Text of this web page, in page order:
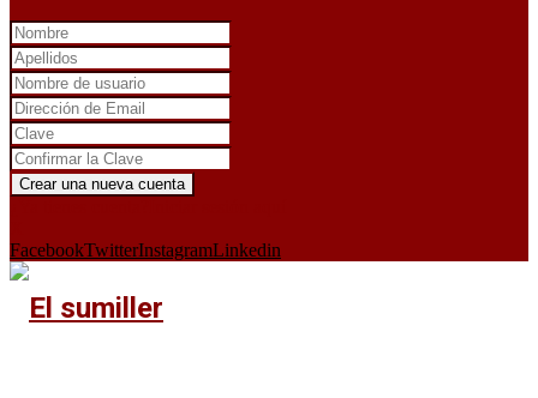
FacebookTwitterInstagramLinkedin